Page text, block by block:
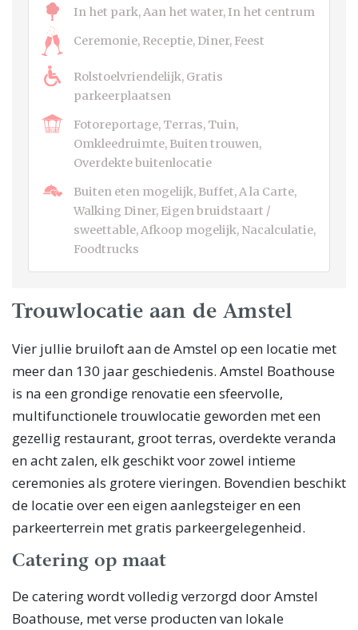
In het park, Aan het water, In het centrum
Ceremonie, Receptie, Diner, Feest
Rolstoelvriendelijk, Gratis
parkeerplaatsen
Fotoreportage, Terras, Tuin,
Omkleedruimte, Buiten trouwen,
Overdekte buitenlocatie
Buiten eten mogelijk, Buffet, A la Carte,
Walking Diner, Eigen bruidstaart /
sweettable, Afkoop mogelijk, Nacalculatie,
Foodtrucks
Trouwlocatie aan de Amstel
Vier jullie bruiloft aan de Amstel op een locatie met
meer dan 130 jaar geschiedenis. Amstel Boathouse
is na een grondige renovatie een sfeervolle,
multifunctionele trouwlocatie geworden met een
gezellig restaurant, groot terras, overdekte veranda
en acht zalen, elk geschikt voor zowel intieme
ceremonies als grotere vieringen. Bovendien beschikt
de locatie over een eigen aanlegsteiger en een
parkeerterrein met gratis parkeergelegenheid.
Catering op maat
De catering wordt volledig verzorgd door Amstel
Boathouse, met verse producten van lokale